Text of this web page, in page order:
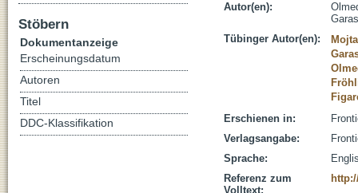
Autor(en):
Tübinger Autor(en):
Erschienen in:
Verlagsangabe:
Sprache:
Referenz zum
Volltext:
Stöbern
Dokumentanzeige
Erscheinungsdatum
Autoren
Titel
DDC-Klassifikation